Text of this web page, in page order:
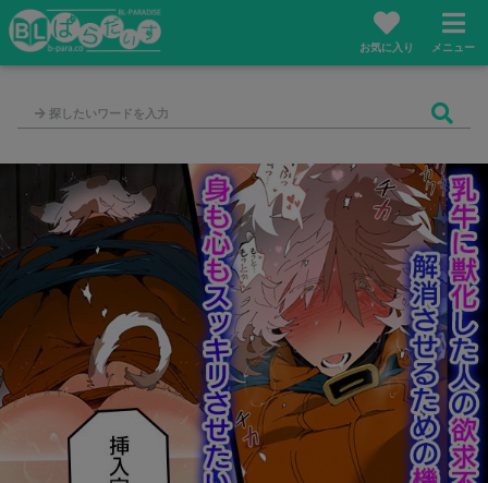
お気に入り メニュー